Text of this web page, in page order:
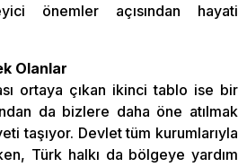
önemler açısından hayati
Olanlar
ortaya çıkan ikinci tablo ise bir
da bizlere daha öne atılmak
taşıyor. Devlet tüm kurumlarıyla
Türk halkı da bölgeye yardım